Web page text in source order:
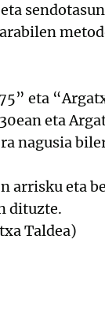
eta
eta
nagusia
arrisku eta
dituzte.
Taldea)